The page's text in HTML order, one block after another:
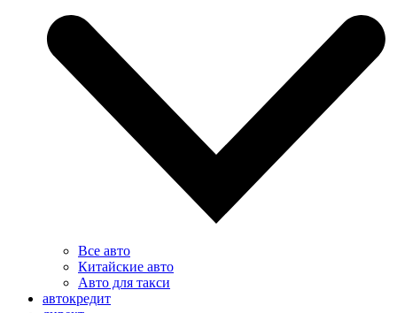
Все авто
Китайские авто
Авто для такси
автокредит